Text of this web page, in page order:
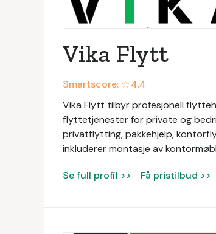
Vika Flytt
Smartscore: ☆4.4
Vika Flytt tilbyr profesjonell
flyttetjenester for private og
privatflytting, pakkehjelp,
inkluderer montasje av
Se full profil >> Få pristilbud >>